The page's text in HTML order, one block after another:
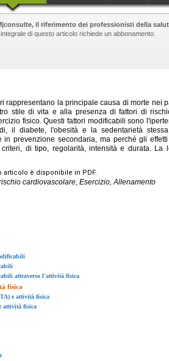
il riferimento dei professionisti della
di questo articolo richiede un abbonamento.
rappresentano la principale causa di morte nei
stile di vita e alla presenza di fattori di
fisico. Questi fattori modificabili sono
il diabete, l'obesità e la sedentarietà
in prevenzione secondaria, ma perché gli
di tipo, regolarità, intensità e durata. La
è disponibile in PDF.
cardiovascolare, Esercizio, Allenamento
attraverso l'attività fisica
fisica
e attività fisica
attività fisica